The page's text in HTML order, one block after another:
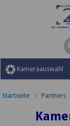
Kameraauswahl
Startseite Partners